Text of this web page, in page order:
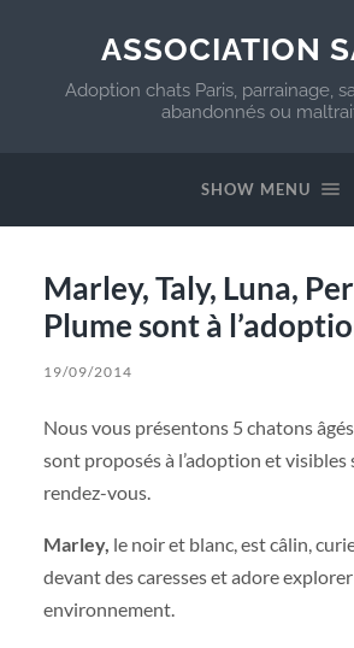
ASSOCIATION
Adoption chats Paris, parrainage,
abandonnés ou
SHOW MENU
Marley, Taly, Luna,
Plume sont à
19/09/2014
Nous vous présentons 5 chatons
sont proposés à l’adoption et visibles
rendez-vous.
Marley, le noir et blanc, est câlin,
devant des caresses et adore
environnement.